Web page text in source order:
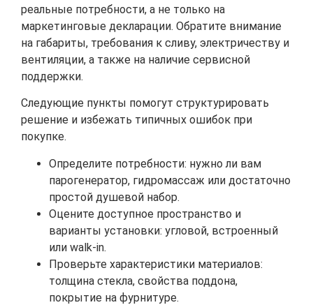
реальные потребности, а не только на
маркетинговые декларации. Обратите внимание
на габариты, требования к сливу, электричеству и
вентиляции, а также на наличие сервисной
поддержки.
Следующие пункты помогут структурировать
решение и избежать типичных ошибок при
покупке.
Определите потребности: нужно ли вам
парогенератор, гидромассаж или достаточно
простой душевой набор.
Оцените доступное пространство и
варианты установки: угловой, встроенный
или walk‑in.
Проверьте характеристики материалов:
толщина стекла, свойства поддона,
покрытие на фурнитуре.